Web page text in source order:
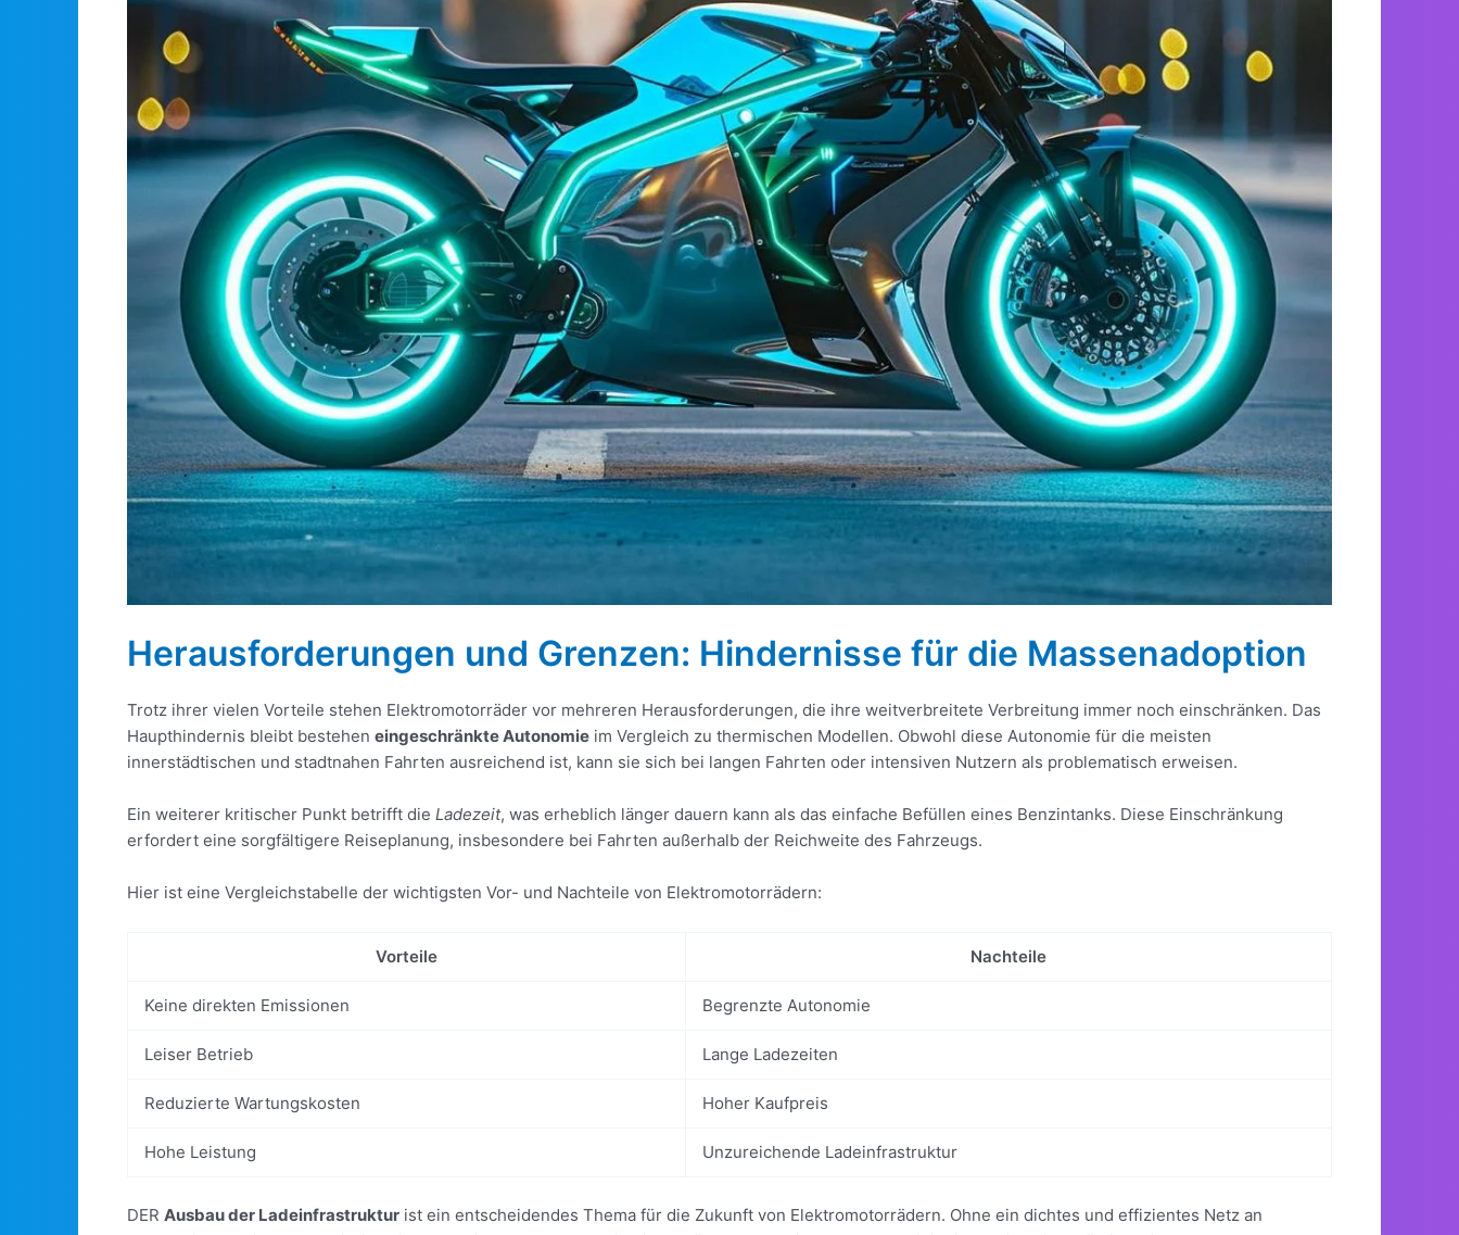
Herausforderungen und Grenzen: Hindernisse für die Massenadoption
Trotz ihrer vielen Vorteile stehen Elektromotorräder vor mehreren Herausforderungen, die ihre weitverbreitete Verbreitung immer noch einschränken. Das
Haupthindernis bleibt bestehen eingeschränkte Autonomie im Vergleich zu thermischen Modellen. Obwohl diese Autonomie für die meisten
innerstädtischen und stadtnahen Fahrten ausreichend ist, kann sie sich bei langen Fahrten oder intensiven Nutzern als problematisch erweisen.
Ein weiterer kritischer Punkt betrifft die Ladezeit, was erheblich länger dauern kann als das einfache Befüllen eines Benzintanks. Diese Einschränkung
erfordert eine sorgfältigere Reiseplanung, insbesondere bei Fahrten außerhalb der Reichweite des Fahrzeugs.
Hier ist eine Vergleichstabelle der wichtigsten Vor- und Nachteile von Elektromotorrädern:
Vorteile Nachteile
Keine direkten Emissionen Begrenzte Autonomie
Leiser Betrieb Lange Ladezeiten
Reduzierte Wartungskosten Hoher Kaufpreis
Hohe Leistung Unzureichende Ladeinfrastruktur
DER Ausbau der Ladeinfrastruktur ist ein entscheidendes Thema für die Zukunft von Elektromotorrädern. Ohne ein dichtes und effizientes Netz an